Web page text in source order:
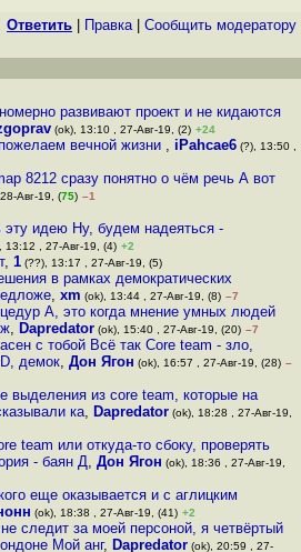
Ответить Правка| Cообщить модератору
развивают проект и не кидаются
(ok), 13:10 , 27-Авг-19, (2) +24
вечной жизни , iPahcae6(?), 13:50 ,
8212 сразу понятно о чём речь А вот
Авг-19, (75) –1
эту идею Ну, будем надеяться -
13:12 , 27-Авг-19, (4) +2
, 1(??), 13:17 , 27-Авг-19, (5)
в рамках демократических
, xm (ok), 13:44 , 27-Авг-19, (8) –7
А, это когда мнение умных людей
, Dapredator(ok), 15:40 , 27-Авг-19, (20) –7
с тобой Всё так Core team - зло,
демок,Дон Ягон (ok), 16:57 , 27-Авг-19, (28) –
выделения из core team, которые на
ка, Dapredator(ok), 18:28 , 27-Авг-19,
team или откуда-то сбоку, проверять
- баян Д, Дон Ягон (ok), 18:36 , 27-Авг-19,
еще оказывается и с аглицким
(ok), 18:38 , 27-Авг-19, (41) +2
следит за моей персоной, я четвёртый
Мой анг, Dapredator (ok), 20:59 , 27-